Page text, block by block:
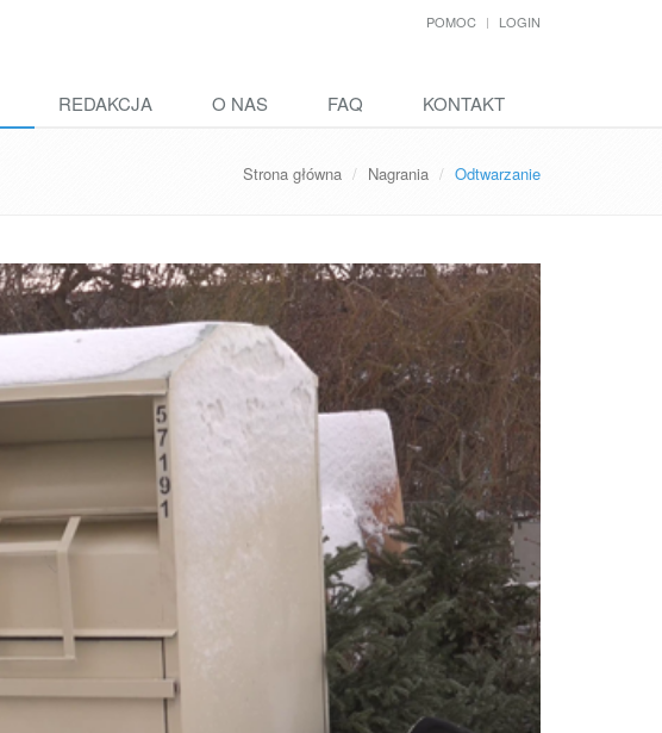
POMOC LOGIN
REDAKCJA O NAS FAQ KONTAKT
Strona główna Nagrania Odtwarzanie